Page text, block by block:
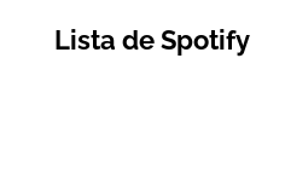
Lista de Spotify